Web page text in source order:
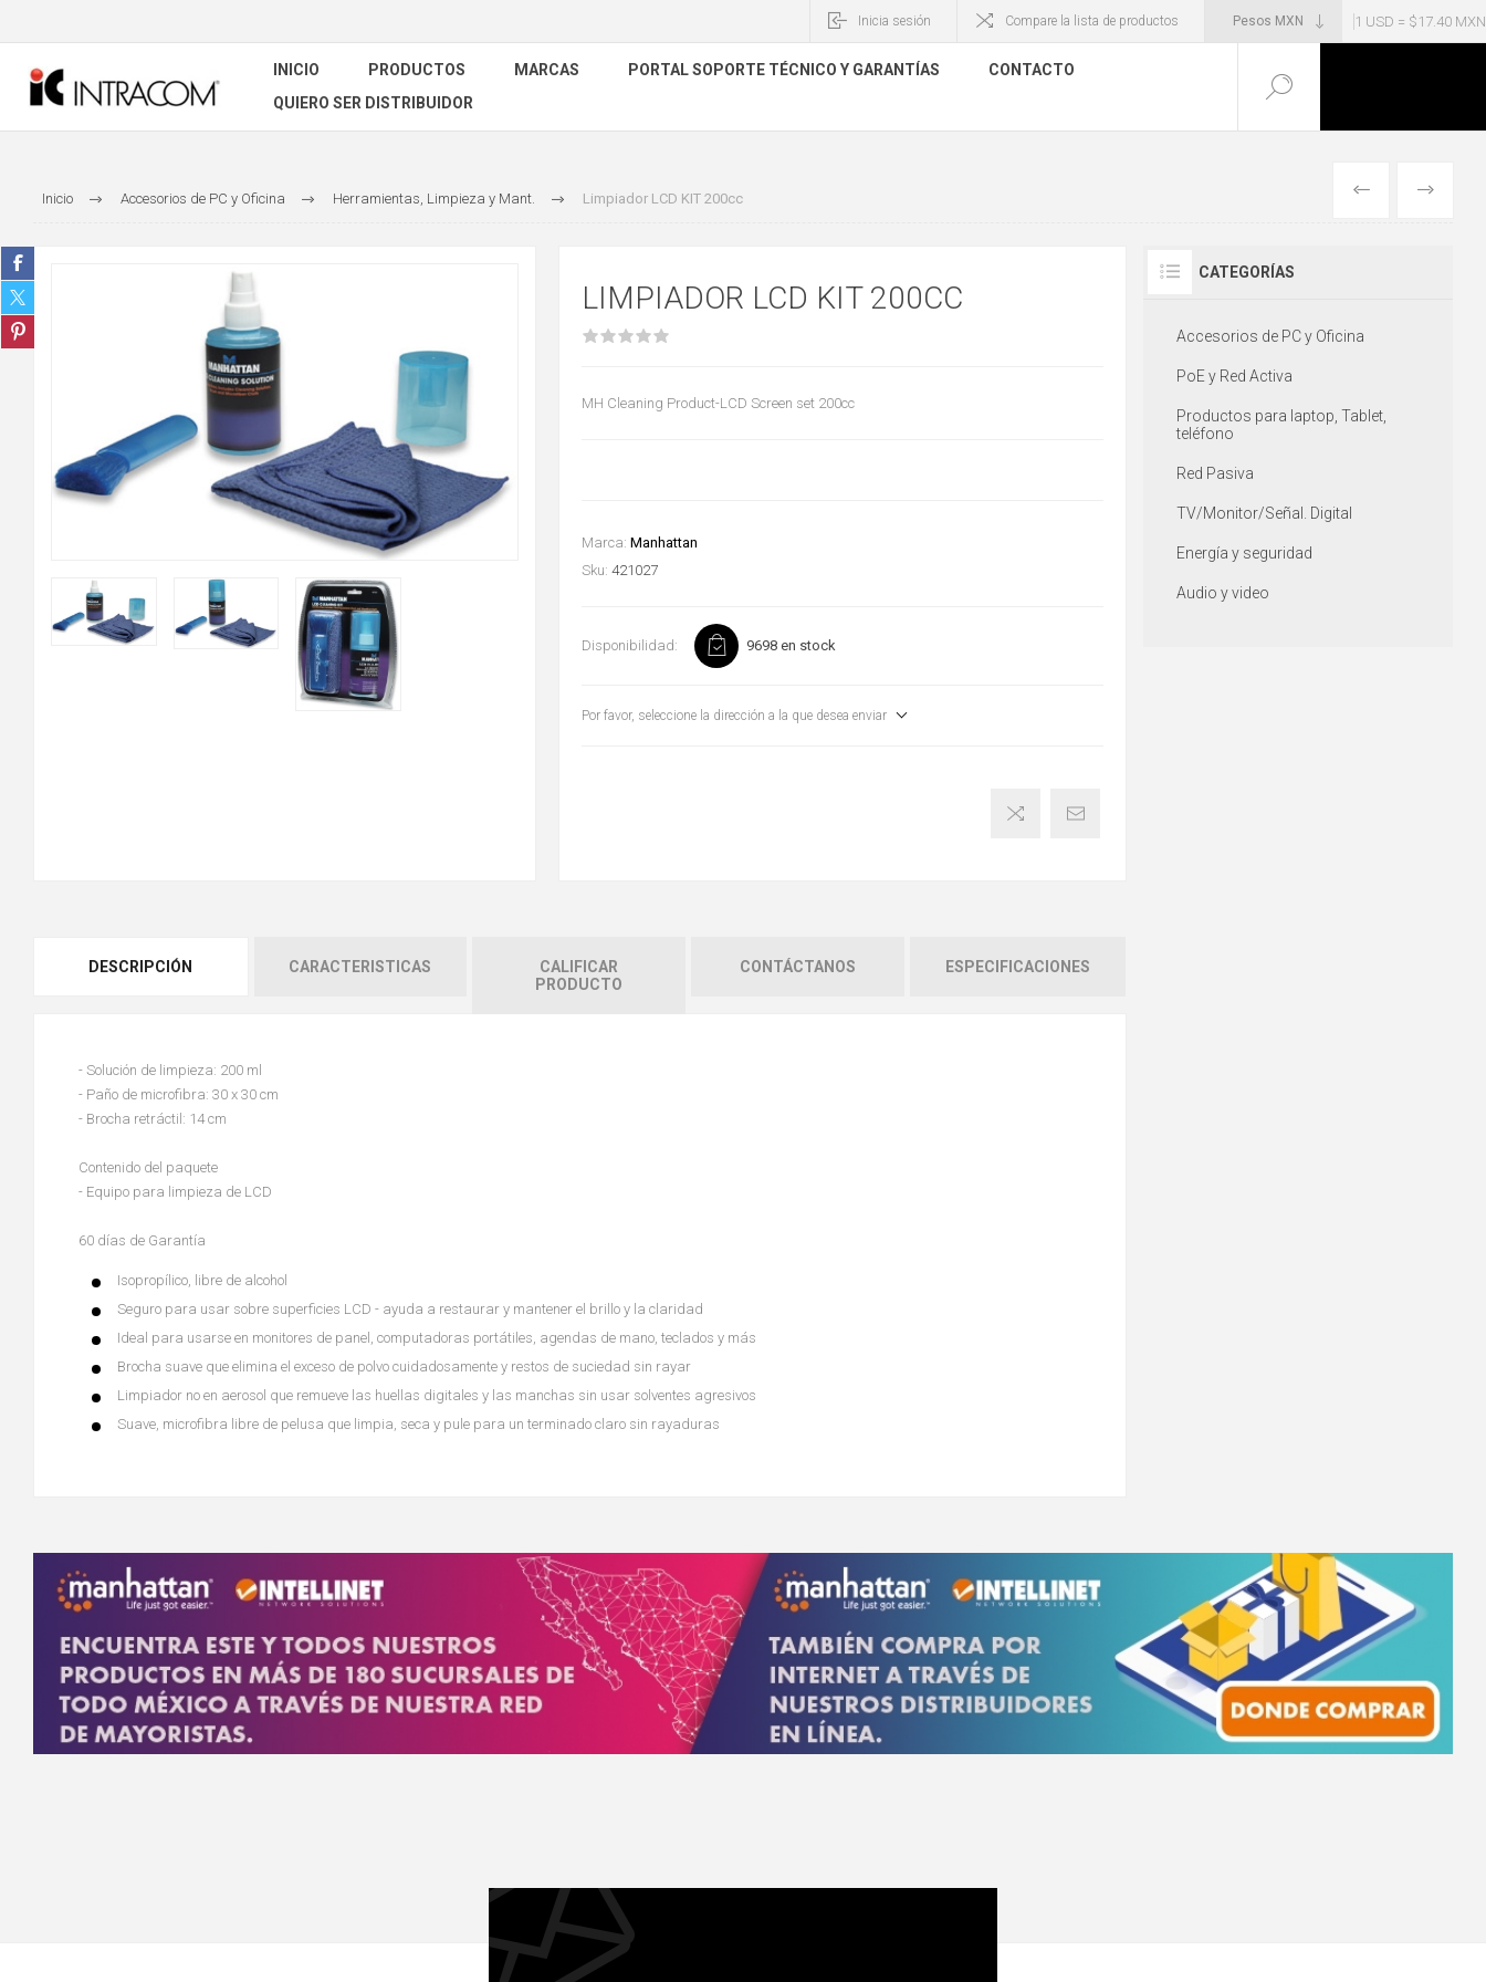
1 USD = $17.40 MXN
Inicia sesión Compare la lista de productos
INICIO PRODUCTOS MARCAS PORTAL SOPORTE TÉCNICO Y GARANTÍAS
CONTACTO
QUIERO SER DISTRIBUIDOR
Inicio Accesorios de PC y Oficina Herramientas, Limpieza y Mant. Limpiador LCD KIT 200cc ANTERIOR
LIMPIADOR LCD KIT 200CC
MH Cleaning Product-LCD Screen set 200cc
Marca: Manhattan
Sku: 421027
Disponibilidad: 9698 en stock
Por favor, seleccione la dirección a la que desea enviar
DESCRIPCIÓN CARACTERISTICAS
CALIFICAR
PRODUCTO
CONTÁCTANOS ESPECIFICACIONES
- Solución de limpieza: 200 ml
- Paño de microfibra: 30 x 30 cm
- Brocha retráctil: 14 cm
Contenido del paquete
- Equipo para limpieza de LCD
60 días de Garantía
Isopropílico, libre de alcohol
Seguro para usar sobre superficies LCD - ayuda a restaurar y mantener el brillo y la claridad
Ideal para usarse en monitores de panel, computadoras portátiles, agendas de mano, teclados y más
Brocha suave que elimina el exceso de polvo cuidadosamente y restos de suciedad sin rayar
Limpiador no en aerosol que remueve las huellas digitales y las manchas sin usar solventes agresivos
Suave, microfibra libre de pelusa que limpia, seca y pule para un terminado claro sin rayaduras
CATEGORÍAS
Accesorios de PC y Oficina
PoE y Red Activa
Productos para laptop, Tablet,
teléfono
Red Pasiva
TV/Monitor/Señal. Digital
Energía y seguridad
Audio y video